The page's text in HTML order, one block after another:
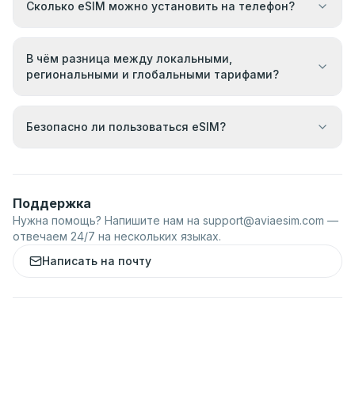
Сколько eSIM можно установить на телефон?
В чём разница между локальными,
региональными и глобальными тарифами?
Безопасно ли пользоваться eSIM?
Поддержка
Нужна помощь? Напишите нам на support@aviaesim.com —
отвечаем 24/7 на нескольких языках.
Написать на почту